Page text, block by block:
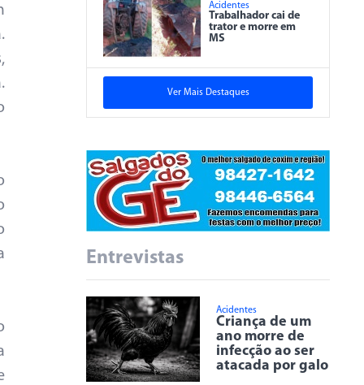
Acidentes
Trabalhador cai de
trator e morre em
MS
Ver Mais Destaques
Entrevistas
Acidentes
Criança de um
ano morre de
infecção ao ser
atacada por galo